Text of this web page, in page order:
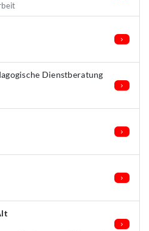
Dienstberatung